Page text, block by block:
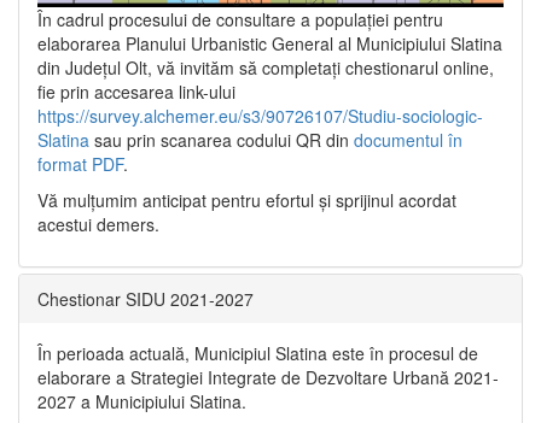
În cadrul procesului de consultare a populaţiei pentru
elaborarea Planului Urbanistic General al Municipiului Slatina
din Județul Olt, vă invităm să completați chestionarul online,
fie prin accesarea link-ului
https://survey.alchemer.eu/s3/90726107/Studiu-sociologic-
Slatina sau prin scanarea codului QR din documentul în
format PDF.
Vă mulţumim anticipat pentru efortul şi sprijinul acordat
acestui demers.
Chestionar SIDU 2021-2027
În perioada actuală, Municipiul Slatina este în procesul de
elaborare a Strategiei Integrate de Dezvoltare Urbană 2021‐
2027 a Municipiului Slatina.